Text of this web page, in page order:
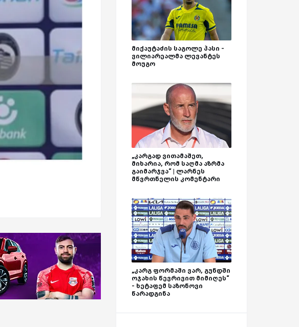
მიქაუტაძის საგოლე პასი -
ვილიარეალმა ლევანტეს
მოუგო
„კარგად ვითამაშეთ,
მიხარია, რომ საღმა აზრმა
გაიმარჯვა“ | ლარნეს
მწვრთნელის კომენტარი
„კარგ ფორმაში ვარ, გუნდში
ოჯახის წევრივით მიმიღეს“
- ხეტაფემ საზონოვი
წარადგინა